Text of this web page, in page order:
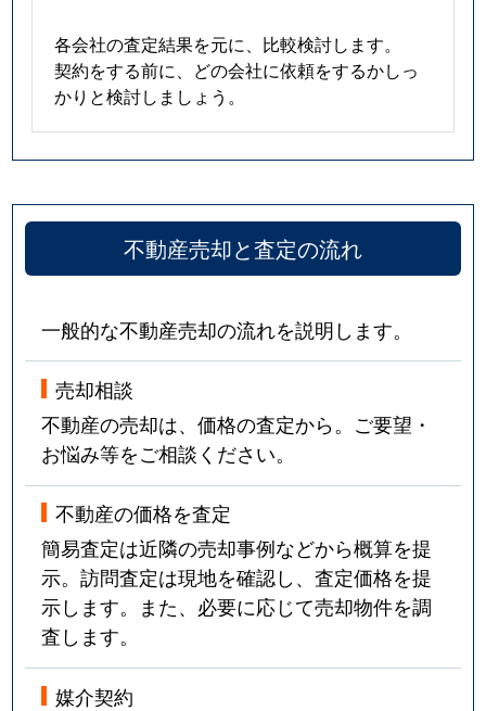
各会社の査定結果を元に、比較検討します。
契約をする前に、どの会社に依頼をするかしっ
かりと検討しましょう。
不動産売却と査定の流れ
一般的な不動産売却の流れを説明します。
売却相談
不動産の売却は、価格の査定から。ご要望・
お悩み等をご相談ください。
不動産の価格を査定
簡易査定は近隣の売却事例などから概算を提
示。訪問査定は現地を確認し、査定価格を提
示します。また、必要に応じて売却物件を調
査します。
媒介契約